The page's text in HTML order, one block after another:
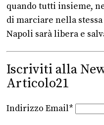
quando tutti insieme,
di marciare nella
Napoli sarà libera e
Iscriviti alla
Articolo21
Indirizzo Email*